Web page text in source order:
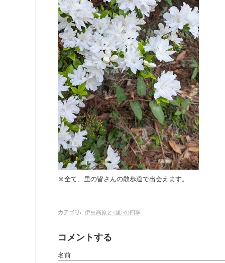
※全て、里の皆さんの散歩道で出会えます。
カテゴリ : 伊豆高原と<里>の四季
コメントする
名前